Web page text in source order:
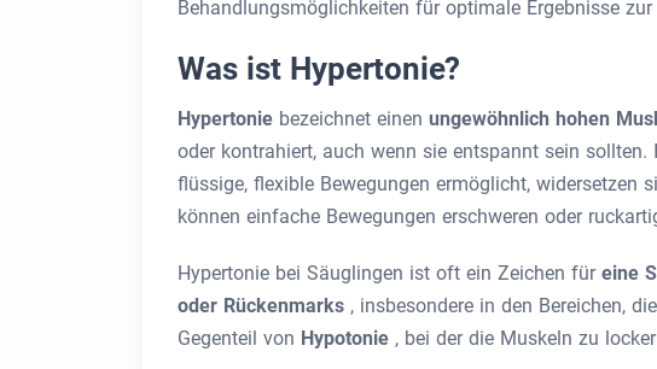
Behandlungsmöglichkeiten für optimale Ergebnisse
Was ist Hypertonie?
Hypertonie bezeichnet einen ungewöhnlich hohen
oder kontrahiert, auch wenn sie entspannt sein
flüssige, flexible Bewegungen ermöglicht, widersetzen
können einfache Bewegungen erschweren oder
Hypertonie bei Säuglingen ist oft ein Zeichen für eine
oder Rückenmarks , insbesondere in den Bereichen,
Gegenteil von Hypotonie , bei der die Muskeln zu